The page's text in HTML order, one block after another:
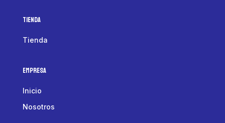
Tienda
Tienda
Empresa
Inicio
Nosotros